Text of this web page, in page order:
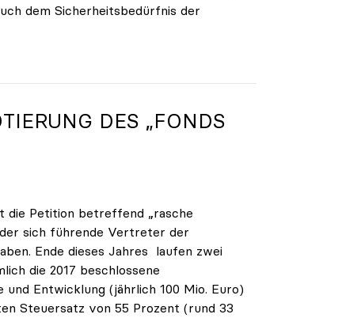
dem Sicherheitsbedürfnis der
DES „FONDS
die Petition betreffend „rasche
sich führende Vertreter der
Ende dieses Jahres laufen zwei
die 2017 beschlossene
Entwicklung (jährlich 100 Mio. Euro)
Steuersatz von 55 Prozent (rund 33